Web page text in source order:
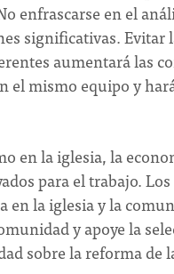
enfrascarse en el
significativas. Evitar
aumentará las
el mismo equipo y
en la iglesia, la
para el trabajo.
la iglesia y la
y apoye la
sobre la reforma de